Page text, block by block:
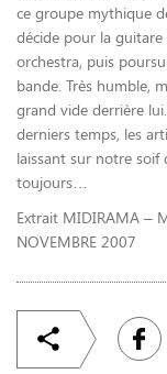
ce groupe mythique
décide pour la guitare
orchestra, puis
bande. Très humble,
grand vide derrière
derniers temps, les
laissant sur notre soif
toujours…
Extrait MIDIRAMA –
NOVEMBRE 2007